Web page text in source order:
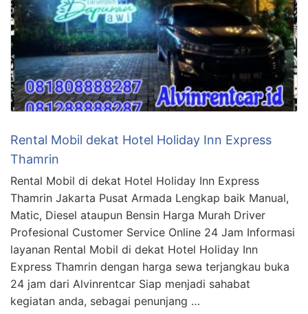
Rental Mobil dekat Hotel Holiday Inn Express
Thamrin
Rental Mobil di dekat Hotel Holiday Inn Express
Thamrin Jakarta Pusat Armada Lengkap baik Manual,
Matic, Diesel ataupun Bensin Harga Murah Driver
Profesional Customer Service Online 24 Jam Informasi
layanan Rental Mobil di dekat Hotel Holiday Inn
Express Thamrin dengan harga sewa terjangkau buka
24 jam dari Alvinrentcar Siap menjadi sahabat
kegiatan anda, sebagai penunjang …